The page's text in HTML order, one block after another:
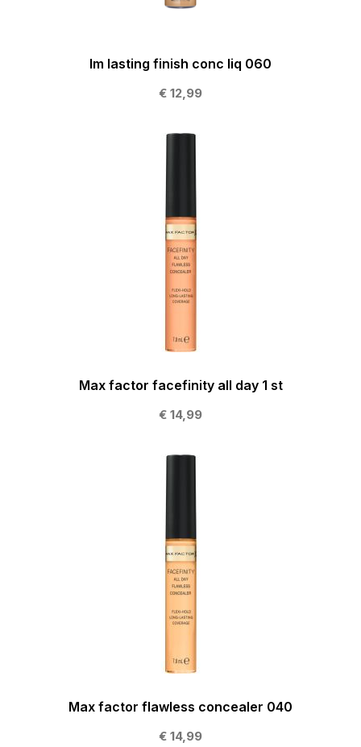
Im lasting finish conc liq 060
€ 12,99
Max factor facefinity all day 1 st
€ 14,99
Max factor flawless concealer 040
€ 14,99